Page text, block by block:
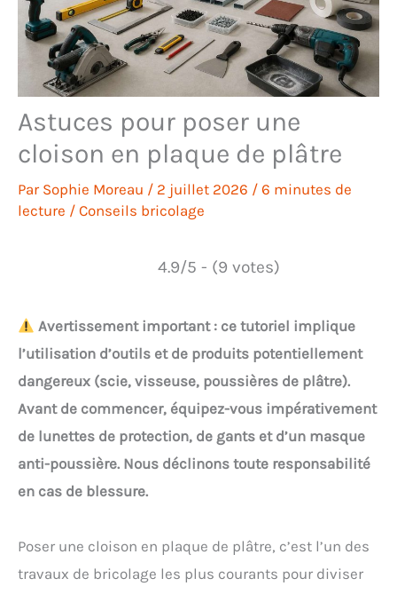
Astuces pour poser une
cloison en plaque de plâtre
Par Sophie Moreau / 2 juillet 2026 / 6 minutes de
lecture / Conseils bricolage
4.9/5 - (9 votes)
Avertissement important : ce tutoriel implique
l’utilisation d’outils et de produits potentiellement
dangereux (scie, visseuse, poussières de plâtre).
Avant de commencer, équipez-vous impérativement
de lunettes de protection, de gants et d’un masque
anti-poussière. Nous déclinons toute responsabilité
en cas de blessure.
Poser une cloison en plaque de plâtre, c’est l’un des
travaux de bricolage les plus courants pour diviser